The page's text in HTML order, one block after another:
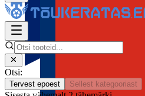
Otsi:
Tervest epoest Sellest kategooriast